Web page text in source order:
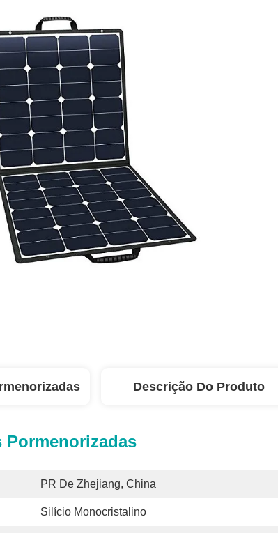
Descrição Do Produto
Pormenorizadas
PR De Zhejiang, China
Silício Monocristalino